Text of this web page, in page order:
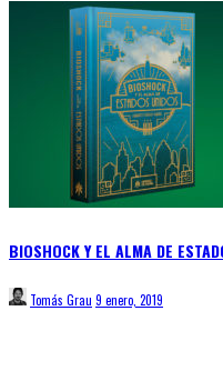
BIOSHOCK Y EL ALMA DE
Tomás Grau 9 enero, 2019